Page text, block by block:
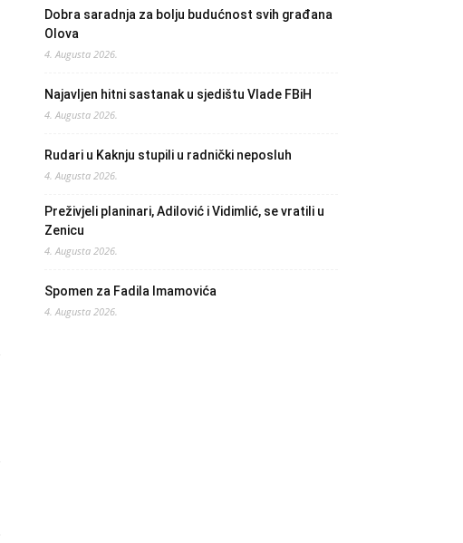
Dobra saradnja za bolju budućnost svih građana
Olova
4. Augusta 2026.
Najavljen hitni sastanak u sjedištu Vlade FBiH
4. Augusta 2026.
Rudari u Kaknju stupili u radnički neposluh
4. Augusta 2026.
Preživjeli planinari, Adilović i Vidimlić, se vratili u
Zenicu
4. Augusta 2026.
Spomen za Fadila Imamovića
4. Augusta 2026.